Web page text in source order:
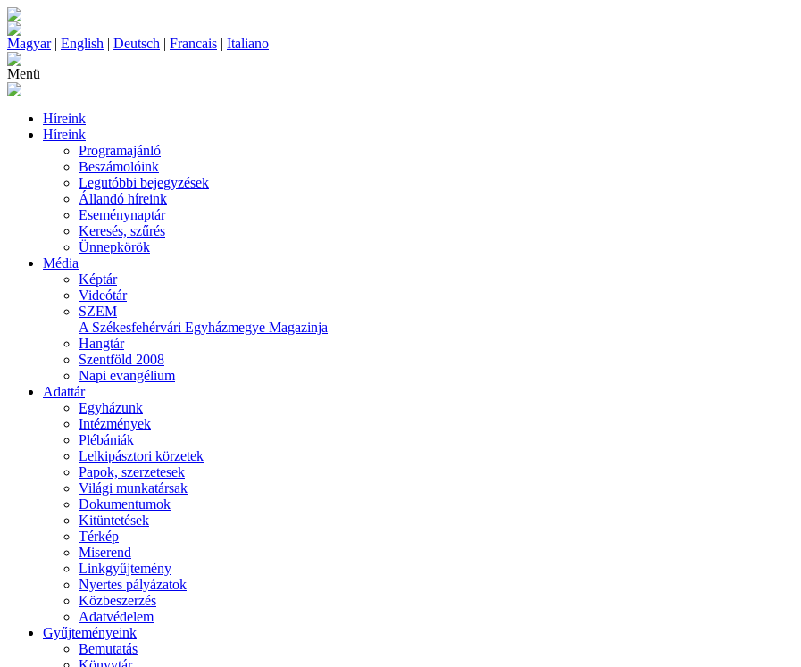
Magyar| English | Deutsch | Francais | Italiano
Menü
Híreink
Híreink
Programajánló
Beszámolóink
Legutóbbi bejegyzések
Állandó híreink
Eseménynaptár
Keresés, szűrés
Ünnepkörök
Média
Képtár
Videótár
SZEM
A Székesfehérvári Egyházmegye Magazinja
Hangtár
Szentföld 2008
Napi evangélium
Adattár
Egyházunk
Intézmények
Plébániák
Lelkipásztori körzetek
Papok, szerzetesek
Világi munkatársak
Dokumentumok
Kitüntetések
Térkép
Miserend
Linkgyűjtemény
Nyertes pályázatok
Közbeszerzés
Adatvédelem
Gyűjteményeink
Bemutatás